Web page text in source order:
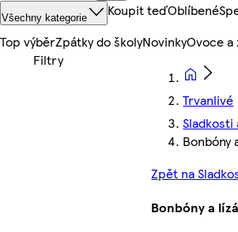
Všechny kategorie Koupit teďOblíbené
Top výběrZpátky do školyNovinkyOvoce a
Trvanlivé
Bonbóny
Zpět na
Bonbóny a